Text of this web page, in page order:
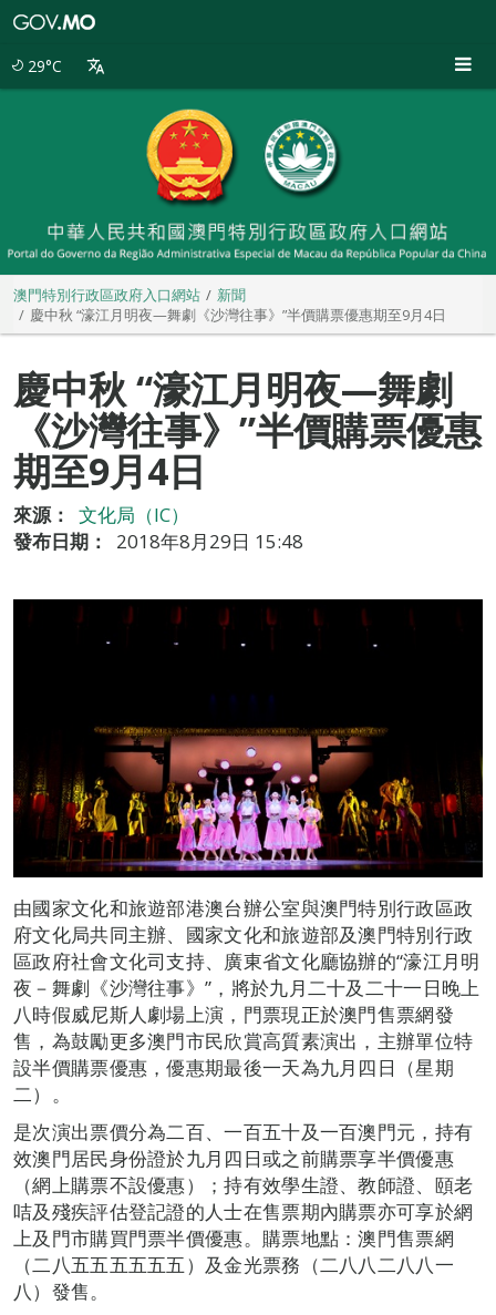
29°C
澳門特別行政區政府入口網站
新聞
慶中秋 “濠江月明夜—舞劇《沙灣往事》”半價購票優惠期至9月4日
慶中秋 “濠江月明夜—舞劇
《沙灣往事》”半價購票優惠
期至9月4日
來源：
文化局（IC）
發布日期：
2018年8月29日 15:48
由國家文化和旅遊部港澳台辦公室與澳門特別行政區政
府文化局共同主辦、國家文化和旅遊部及澳門特別行政
區政府社會文化司支持、廣東省文化廳協辦的“濠江月明
夜－舞劇《沙灣往事》”，將於九月二十及二十一日晚上
八時假威尼斯人劇場上演，門票現正於澳門售票網發
售，為鼓勵更多澳門市民欣賞高質素演出，主辦單位特
設半價購票優惠，優惠期最後一天為九月四日（星期
二）。
是次演出票價分為二百、一百五十及一百澳門元，持有
效澳門居民身份證於九月四日或之前購票享半價優惠
（網上購票不設優惠）；持有效學生證、教師證、頤老
咭及殘疾評估登記證的人士在售票期內購票亦可享於網
上及門市購買門票半價優惠。購票地點：澳門售票網
（二八五五五五五五）及金光票務（二八八二八八一
八）發售。